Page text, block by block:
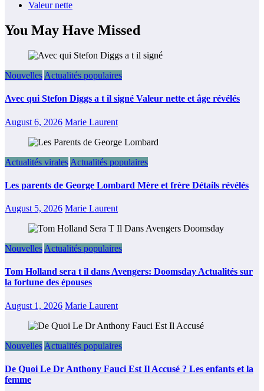
Valeur nette
You May Have Missed
Nouvelles Actualités populaires
Avec qui Stefon Diggs a t il signé Valeur nette et âge révélés
August 6, 2026 Marie Laurent
Actualités virales Actualités populaires
Les parents de George Lombard Mère et frère Détails révélés
August 5, 2026 Marie Laurent
Nouvelles Actualités populaires
Tom Holland sera t il dans Avengers: Doomsday Actualités sur
la fortune des épouses
August 1, 2026 Marie Laurent
Nouvelles Actualités populaires
De Quoi Le Dr Anthony Fauci Est Il Accusé ? Les enfants et la
femme